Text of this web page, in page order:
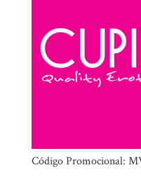
Código Promocional: